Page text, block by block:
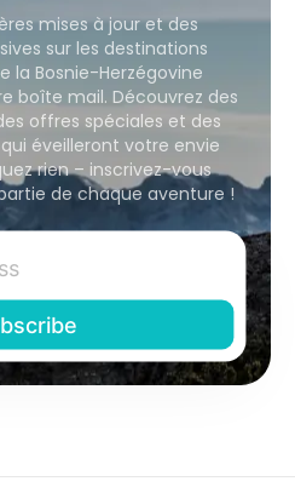
mises à jour et des
sur les destinations
la Bosnie-Herzégovine
boîte mail. Découvrez des
offres spéciales et des
éveilleront votre envie
rien – inscrivez-vous
de chaque aventure !